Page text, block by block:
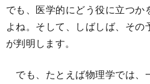
でも、医学的にどう役に立つか
よね。そして、しばしば、その
が判明します。
でも、たとえば物理学では、